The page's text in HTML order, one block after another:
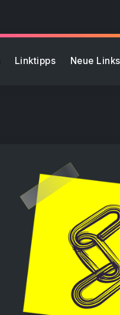
Linktipps Neue Links